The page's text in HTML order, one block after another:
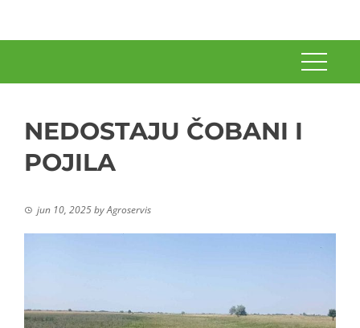
NEDOSTAJU ČOBANI I
POJILA
jun 10, 2025byAgroservis